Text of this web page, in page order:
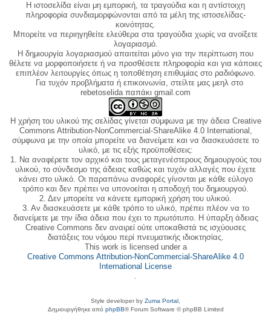
Η ιστοσελίδα είναι μη εμπορική, τα τραγούδια και η αντίστοιχη
πληροφορία συνδιαμορφώνονται από τα μέλη της ιστοσελίδας-
κοινότητας.
Μπορείτε να περιηγηθείτε ελεύθερα στα τραγούδια χωρίς να ανοίξετε
λογαριασμό.
Η δημιουργία λογαριασμού απαιτείται μόνο για την περίπτωση που
θέλετε να μορφοποιήσετε ή να προσθέσετε πληροφορία και για κάποιες
επιπλέον λειτουργίες όπως η τοποθέτηση επιθυμίας στο ραδιόφωνο.
Για τυχόν προβλήματα ή επικοινωνία, στείλτε μας μεηλ στο
rebetoselida παπάκι gmail.com
Η χρήση του υλικού της σελίδας γίνεται σύμφωνα με την άδεια Creative
Commons Attribution-NonCommercial-ShareAlike 4.0 International,
σύμφωνα με την οποία μπορείτε να διανείμετε και να διασκευάσετε το
υλικό, με τις εξής προϋποθέσεις:
1. Να αναφέρετε τον αρχικό και τους μεταγενέστερους δημιουργούς του
υλικού, το σύνδεσμο της άδειας καθώς και τυχόν αλλαγές που έχετε
κάνει στο υλικό. Οι παραπάνω αναφορές γίνονται με κάθε εύλογο
τρόπο και δεν πρέπει να υπονοείται η αποδοχή του δημιουργού.
2. Δεν μπορείτε να κάνετε εμπορική χρήση του υλικού.
3. Αν διασκευάσετε με κάθε τρόπο το υλικό, πρέπει πλέον να το
διανείμετε με την ίδια άδεια που έχει το πρωτότυπο. Η ύπαρξη άδειας
Creative Commons δεν αναιρεί ούτε υποκαθιστά τις ισχύουσες
διατάξεις του νόμου περί πνευματικής ιδιοκτησίας.
This work is licensed under a
Creative Commons Attribution-NonCommercial-ShareAlike 4.0
International License
.
Style developer by Zuma Portal
Δημιουργήθηκε από phpBB® Forum Software © phpBB Limited